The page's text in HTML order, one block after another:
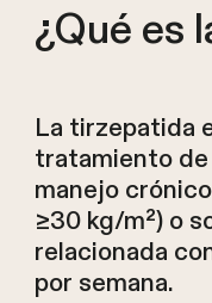
¿Qué es
La tirzepatida
tratamiento de
manejo
≥30 kg/m²) o
relacionada
por semana.